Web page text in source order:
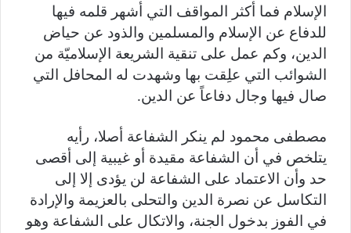
الإسلام فما أكثر المواقف التي أشهر قلمه فيها
للدفاع عن الإسلام والمسلمين والذود عن حياض
الدين، وكم عمل على تنقية الشريعة الإسلاميّة من
الشوائب التي علِقت بها وشهدت له المحافل التي
صال فيها وجال دفاعاً عن الدين.
مصطفى محمود لم ينكر الشفاعة أصلا، رأيه
يتلخص في أن الشفاعة مقيدة أو غيبية إلى أقصى
حد وأن الاعتماد على الشفاعة لن يؤدى إلا إلى
التكاسل عن نصرة الدين والتحلى بالعزيمة والإرادة
في الفوز بدخول الجنة، والاتكال على الشفاعة وهو